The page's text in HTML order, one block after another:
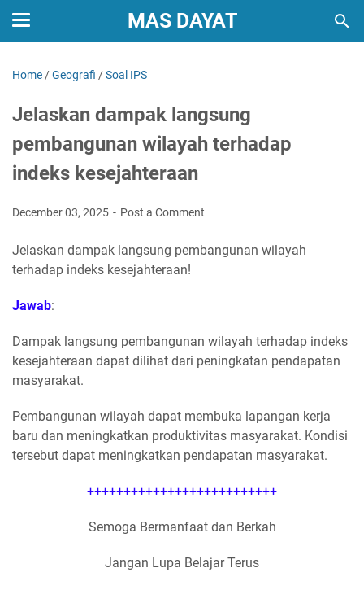
MAS DAYAT
Home /Geografi /Soal IPS
Jelaskan dampak langsung
pembangunan wilayah terhadap
indeks kesejahteraan
December 03, 2025 Post a Comment
Jelaskan dampak langsung pembangunan wilayah
terhadap indeks kesejahteraan!
Jawab:
Dampak langsung pembangunan wilayah terhadap indeks
kesejahteraan dapat dilihat dari peningkatan pendapatan
masyarakat.
Pembangunan wilayah dapat membuka lapangan kerja
baru dan meningkatkan produktivitas masyarakat. Kondisi
tersebut dapat meningkatkan pendapatan masyarakat.
++++++++++++++++++++++++++
Semoga Bermanfaat dan Berkah
Jangan Lupa Belajar Terus